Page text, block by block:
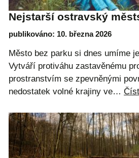
Nejstarší ostravský
publikováno: 10. března 2026
Město bez parku si dnes umíme
Vytváří protiváhu zastavěnému
prostranstvím se zpevněnými
nedostatek volné krajiny ve…